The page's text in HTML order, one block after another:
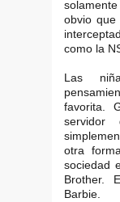
obvio que
como la
Las
favorita.
servidor
otra
sociedad
Brother.
Barbie.